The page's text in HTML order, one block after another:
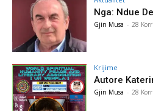
Nga: Ndue
Gjin Musa - 28
Krijime
Autore
Gjin Musa - 28